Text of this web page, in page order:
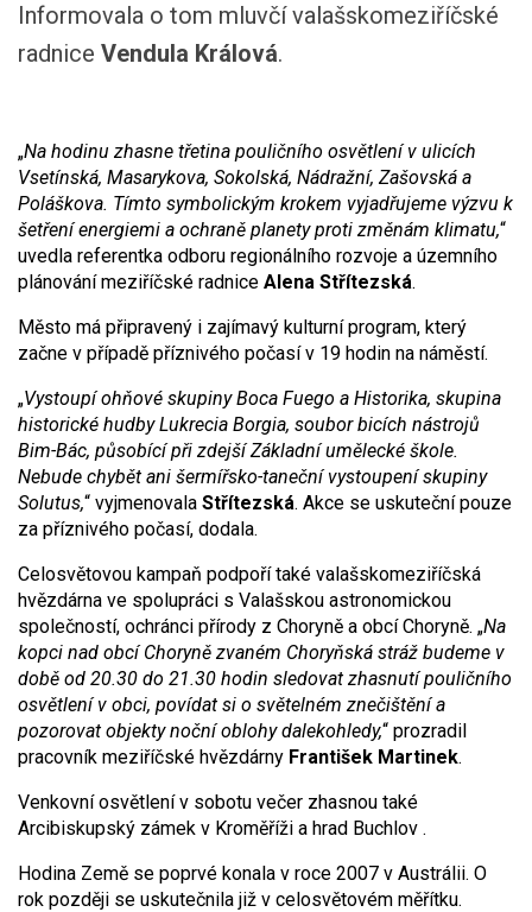
Informovala o tom mluvčí valašskomeziříčské
radnice Vendula Králová.
„Na hodinu zhasne třetina pouličního osvětlení v ulicích
Vsetínská, Masarykova, Sokolská, Nádražní, Zašovská a
Poláškova. Tímto symbolickým krokem vyjadřujeme výzvu k
šetření energiemi a ochraně planety proti změnám klimatu,“
uvedla referentka odboru regionálního rozvoje a územního
plánování meziříčské radnice Alena Střítezská.
Město má připravený i zajímavý kulturní program, který
začne v případě příznivého počasí v 19 hodin na náměstí.
„Vystoupí ohňové skupiny Boca Fuego a Historika, skupina
historické hudby Lukrecia Borgia, soubor bicích nástrojů
Bim-Bác, působící při zdejší Základní umělecké škole.
Nebude chybět ani šermířsko-taneční vystoupení skupiny
Solutus,“ vyjmenovala Střítezská. Akce se uskuteční pouze
za příznivého počasí, dodala.
Celosvětovou kampaň podpoří také valašskomeziříčská
hvězdárna ve spolupráci s Valašskou astronomickou
společností, ochránci přírody z Choryně a obcí Choryně. „Na
kopci nad obcí Choryně zvaném Choryňská stráž budeme v
době od 20.30 do 21.30 hodin sledovat zhasnutí pouličního
osvětlení v obci, povídat si o světelném znečištění a
pozorovat objekty noční oblohy dalekohledy,“ prozradil
pracovník meziříčské hvězdárny František Martinek.
Venkovní osvětlení v sobotu večer zhasnou také
Arcibiskupský zámek v Kroměříži a hrad Buchlov .
Hodina Země se poprvé konala v roce 2007 v Austrálii. O
rok později se uskutečnila již v celosvětovém měřítku.